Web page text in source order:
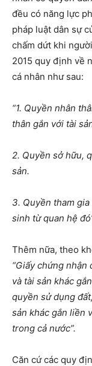
đều có năng lực
pháp luật dân sự
chấm dứt khi
2015 quy định về
cá nhân như sau:
“1. Quyền nhân
thân gắn với tài
2. Quyền sở hữu,
sản.
3. Quyền tham
sinh từ quan hệ
Thêm nữa, theo
“Giấy chứng
và tài sản khác
quyền sử dụng
sản khác gắn liền
trong cả nước”.
Căn cứ các quy